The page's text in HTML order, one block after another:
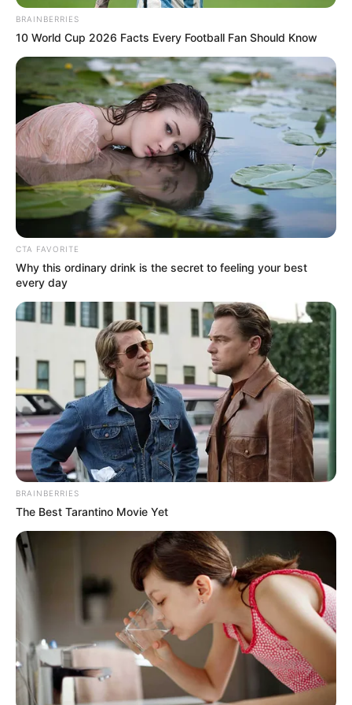
Lab, un centro de experiencia que permite conocer de
cerca cómo será el funcionamiento del sistema férreo que
conectará Bogotá con varios municipios de
Cundinamarca. Este espacio está compuesto por cuatro
áreas interactivas:
Área de información: brinda detalles generales
sobre el sistema RegioTram y su impacto en la
región.
Área de destrezas: propone actividades lúdicas y
pedagógicas orientadas a fomentar la cultura
Área de conocimiento del tren: explica el
funcionamiento operativo del sistema, sus
características técnicas y su modelo de operación.
Área de compromiso: invita a los visitantes a firmar
un pacto simbólico para convertirse en
regiociudadanos ejemplares, comprometidos con el
buen uso del sistema.
La entrada al Regio Lab es gratuita y está abierta al
público de lunes a viernes, de 8:00 a.m. a 4:00 p.m.
BRAINBERRIES
10 World Cup 2026 Facts Every Football Fan Should Know
CTA FAVORITE
Why this ordinary drink is the secret to feeling your best
every day
BRAINBERRIES
The Best Tarantino Movie Yet